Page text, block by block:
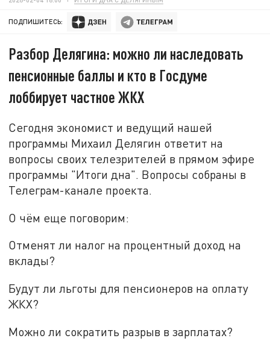
ПОДПИШИТЕСЬ:
Разбор Делягина: можно ли наследовать
пенсионные баллы и кто в Госдуме
лоббирует частное ЖКХ
Сегодня экономист и ведущий нашей
программы Михаил Делягин ответит на
вопросы своих телезрителей в прямом эфире
программы "Итоги дна". Вопросы собраны в
Телеграм-канале проекта.
О чём еще поговорим:
Отменят ли налог на процентный доход на
вклады?
Будут ли льготы для пенсионеров на оплату
ЖКХ?
Можно ли сократить разрыв в зарплатах?